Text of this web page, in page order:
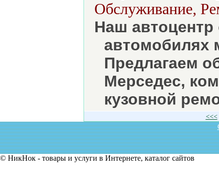
Обслуживание,
Наш автоцентр
автомобилях
Предлагаем
Мерседес,
кузовной
<<<
© НикНок - товары и услуги в Интернете, каталог сайтов